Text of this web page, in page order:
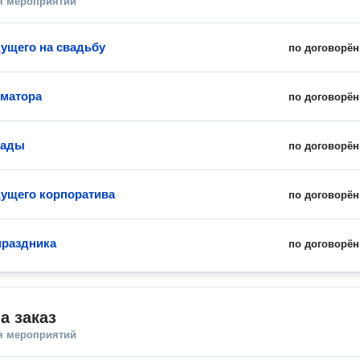
по
на свадьбу
по
по
по
корпоратива
по
заказ
мероприятий